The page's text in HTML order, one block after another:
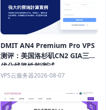
DMIT AN4 Premium Pro VPS
测评：美国洛杉矶CN2 GIA三网
优化线路性能测试
VPS云服务器2026-08-07